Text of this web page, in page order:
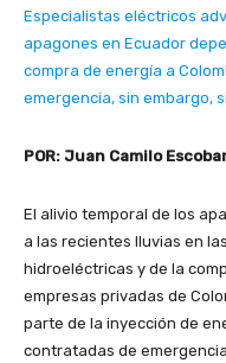
Especialistas eléctricos
apagones en Ecuador
compra de energía a
emergencia, sin embargo,
POR: Juan Camilo
El alivio temporal de los
a las recientes lluvias en
hidroeléctricas y de la
empresas privadas de
parte de la inyección de
contratadas de